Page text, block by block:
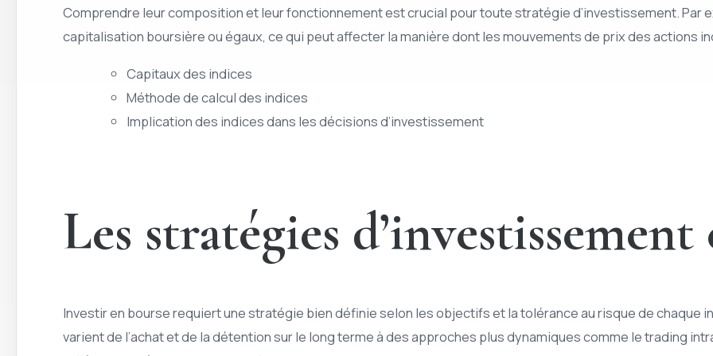
Comprendre leur composition et leur fonctionnement est crucial pour toute stratégie d’investissement. Par
capitalisation boursière ou égaux, ce qui peut affecter la manière dont les mouvements de prix des actions
Capitaux des indices
Méthode de calcul des indices
Implication des indices dans les décisions d’investissement
Les stratégies
Investir en bourse requiert une stratégie bien définie selon les objectifs et la tolérance au risque de chaque
varient de l’achat et de la détention sur le long terme à des approches plus dynamiques comme le trading